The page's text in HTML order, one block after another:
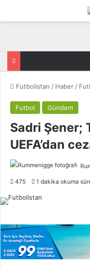
Futbolistan / Haber /
Futbol Gündem
Sadri Şener;
UEFA’dan
475 1 dakika okuma